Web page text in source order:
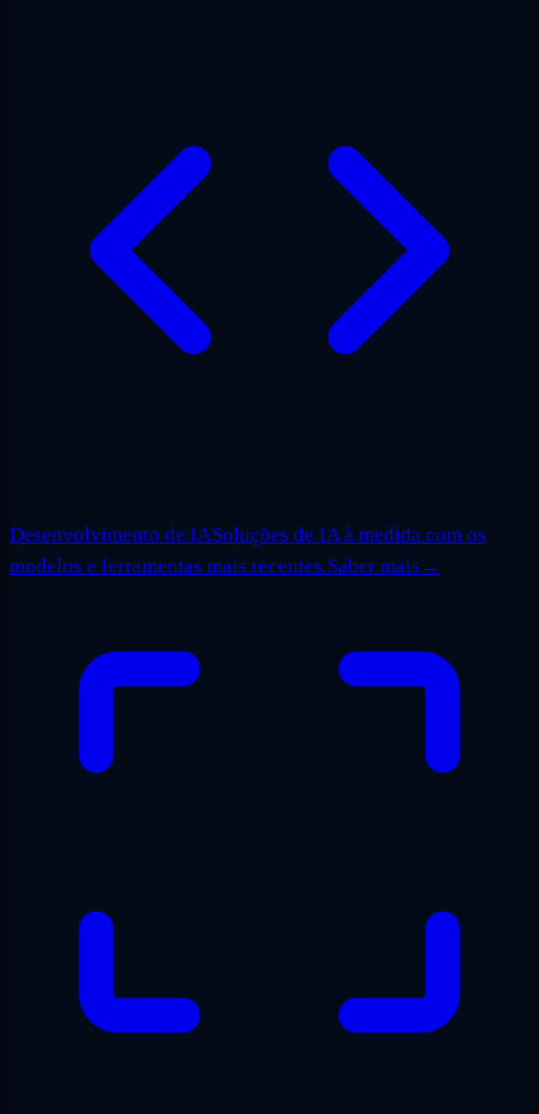
Desenvolvimento de IASoluções de IA à medida com os
modelos e ferramentas mais recentes.Saber mais →